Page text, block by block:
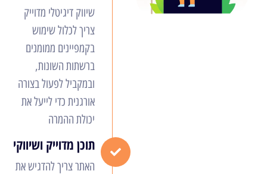
שיווק דיגיטלי מדוייק
צריך לכלול שימוש
בקמפיינים ממומנים
ברשתות השונות,
ובמקביל לפעול בצורה
אורגנית כדי לייעל את
יכולת ההמרה
תוכן מדוייק ושיווקי
האתר צריך להדגיש את